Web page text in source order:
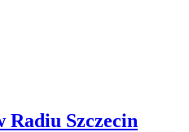
Radiu Szczecin